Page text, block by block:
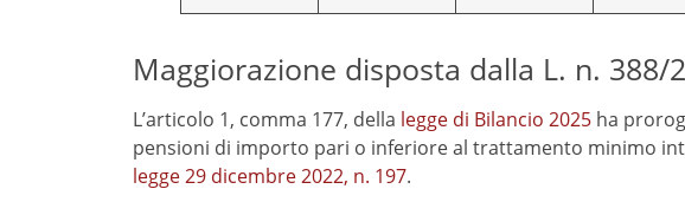
Maggiorazione disposta dalla L. n. 388/
L’articolo 1, comma 177, della legge di Bilancio 2025 ha
pensioni di importo pari o inferiore al trattamento minimo
legge 29 dicembre 2022, n. 197.